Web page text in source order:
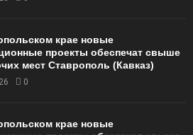
крае новые
проекты обеспечат свыше
мест Ставрополь (Кавказ)
0
крае новые